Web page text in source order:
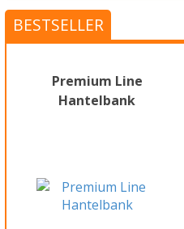
BESTSELLER
Premium Line
Hantelbank